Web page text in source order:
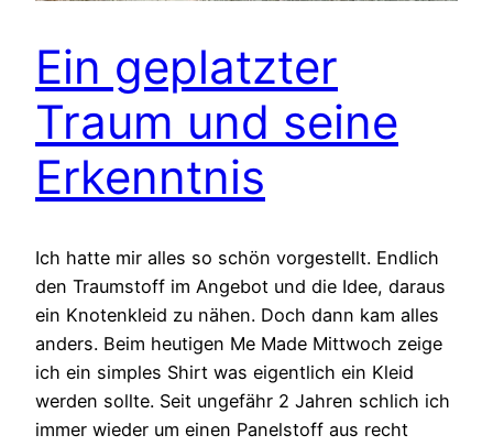
Ein geplatzter
Traum und seine
Erkenntnis
Ich hatte mir alles so schön vorgestellt. Endlich
den Traumstoff im Angebot und die Idee, daraus
ein Knotenkleid zu nähen. Doch dann kam alles
anders. Beim heutigen Me Made Mittwoch zeige
ich ein simples Shirt was eigentlich ein Kleid
werden sollte. Seit ungefähr 2 Jahren schlich ich
immer wieder um einen Panelstoff aus recht